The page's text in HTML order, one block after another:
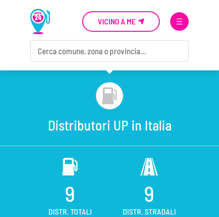
VICINO A ME
Distributori UP in Italia
9
DISTR. TOTALI
9
DISTR. STRADALI